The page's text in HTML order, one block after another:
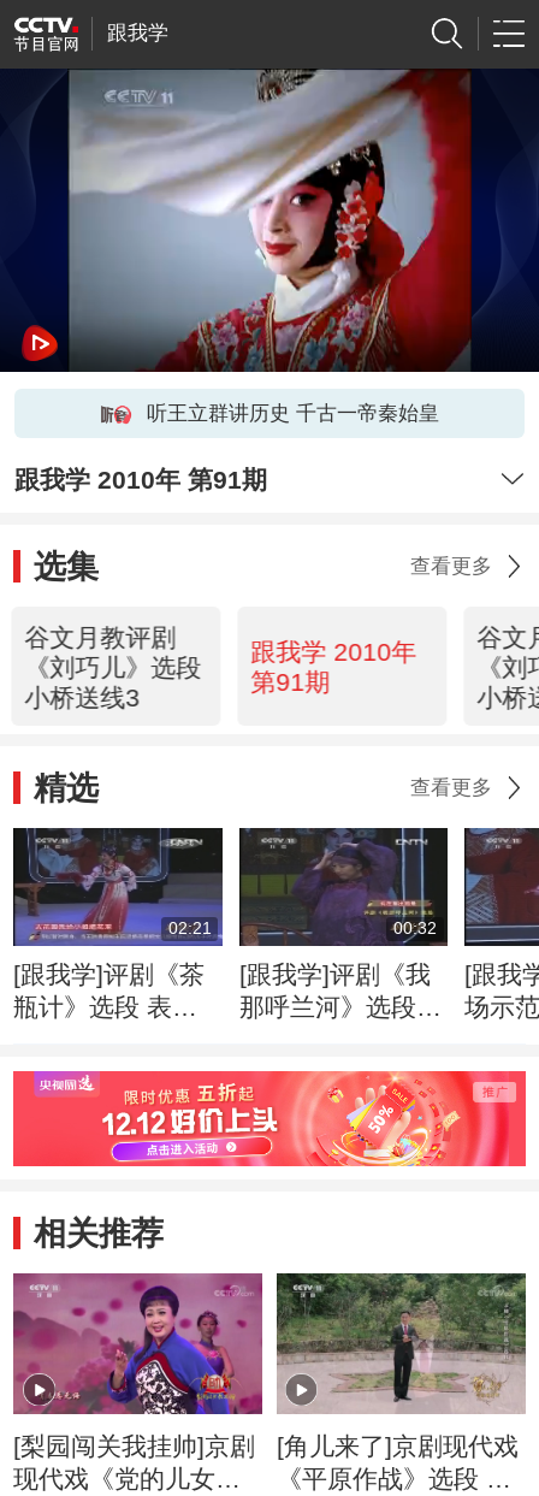
跟我学
听王立群讲历史 千古一帝秦始皇
跟我学 2010年 第91期
选集 查看更多
谷文月教评剧
《刘巧儿》选段
小桥送线3
跟我学 2010年
第91期
谷文
《
小桥
精选 查看更多
02:21
[跟我学]评剧《茶
瓶计》选段 表
20130707
00:32
[跟我学]评剧《我
那呼兰河》选段
20130707
[跟我
场示
相关推荐
[梨园闯关我挂帅]京剧
现代戏《党的儿女》
[角儿来了]京剧现代戏
《平原作战》选段 表